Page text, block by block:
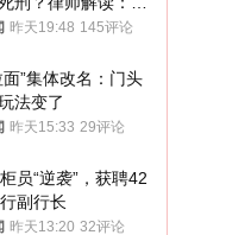
会被判处死刑
昨天19:48 145评论
面”集体改名：门头
法变了
昨天15:33 29评论
员“逆袭”，获聘42
副行长
昨天13:20 32评论